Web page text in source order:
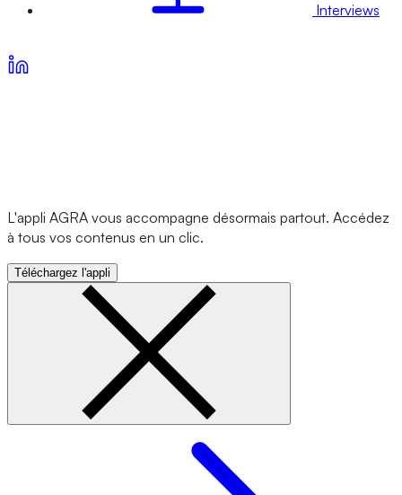
Interviews
L'appli AGRA vous accompagne désormais partout. Accédez
à tous vos contenus en un clic.
Téléchargez l'appli